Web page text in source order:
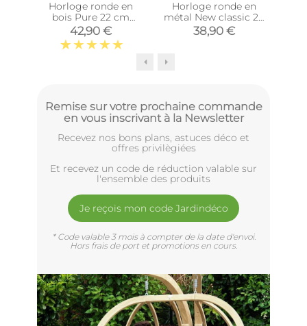
Horloge ronde en
bois Pure 22 cm
(Noir)
42,90 €
Horloge ronde en
métal New classic 20
cm (Blanc)
38,90 €
Remise sur votre prochaine commande
en vous inscrivant à la Newsletter
Recevez nos bons plans, astuces déco et
offres privilègiées
Et recevez un code de réduction valable sur
l'ensemble des produits
Je reçois mon code Jardindéco
* Code valable 3 mois à compter de la date d'envoi.
Hors frais de port et promotions en cours.